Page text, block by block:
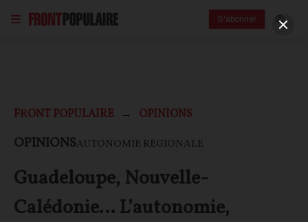
S'abonner
FRONT POPULAIRE OPINIONS
OPINIONSAUTONOMIE RÉGIONALE
Guadeloupe, Nouvelle-
Calédonie… L’autonomie,